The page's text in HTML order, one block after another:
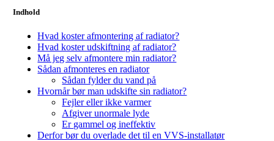
Indhold
Hvad koster afmontering af radiator?
Hvad koster udskiftning af radiator?
Må jeg selv afmontere min radiator?
Sådan afmonteres en radiator
Sådan fylder du vand på
Hvornår bør man udskifte sin radiator?
Fejler eller ikke varmer
Afgiver unormale lyde
Er gammel og ineffektiv
Derfor bør du overlade det til en VVS-installatør